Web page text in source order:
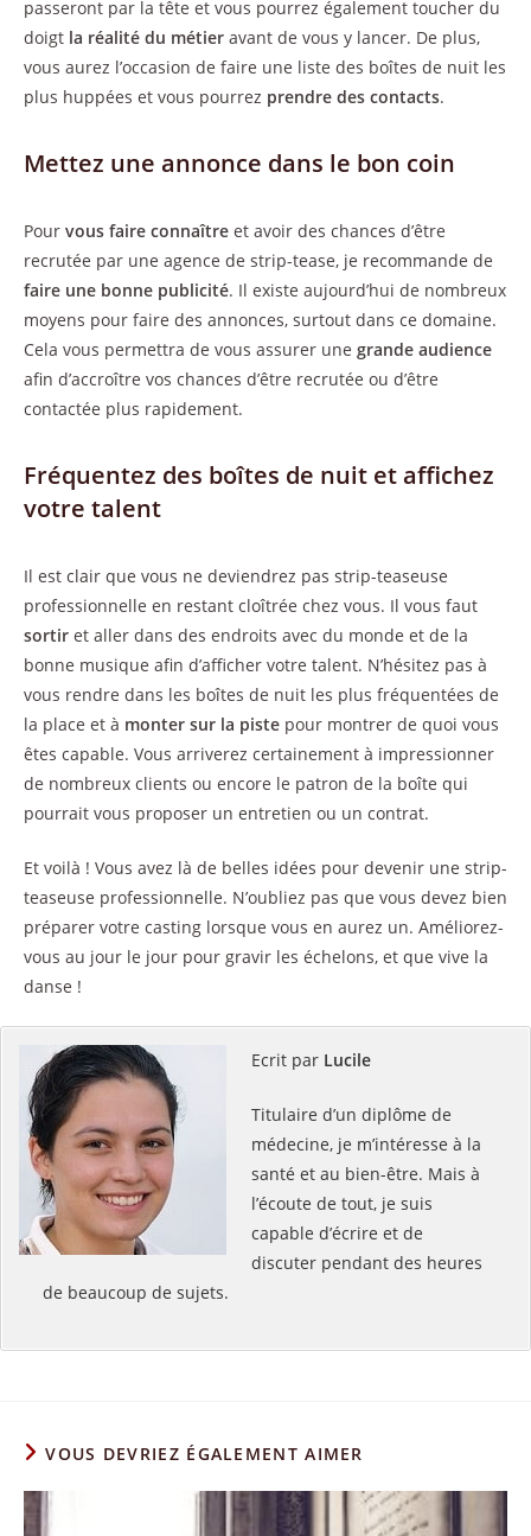
passeront par la tête et vous pourrez également toucher du
doigt la réalité du métier avant de vous y lancer. De plus,
vous aurez l’occasion de faire une liste des boîtes de nuit les
plus huppées et vous pourrez prendre des contacts.
Mettez une annonce dans le bon coin
Pour vous faire connaître et avoir des chances d’être
recrutée par une agence de strip-tease, je recommande de
faire une bonne publicité. Il existe aujourd’hui de nombreux
moyens pour faire des annonces, surtout dans ce domaine.
Cela vous permettra de vous assurer une grande audience
afin d’accroître vos chances d’être recrutée ou d’être
contactée plus rapidement.
Fréquentez des boîtes de nuit et affichez
votre talent
Il est clair que vous ne deviendrez pas strip-teaseuse
professionnelle en restant cloîtrée chez vous. Il vous faut
sortir et aller dans des endroits avec du monde et de la
bonne musique afin d’afficher votre talent. N’hésitez pas à
vous rendre dans les boîtes de nuit les plus fréquentées de
la place et à monter sur la piste pour montrer de quoi vous
êtes capable. Vous arriverez certainement à impressionner
de nombreux clients ou encore le patron de la boîte qui
pourrait vous proposer un entretien ou un contrat.
Et voilà ! Vous avez là de belles idées pour devenir une strip-
teaseuse professionnelle. N’oubliez pas que vous devez bien
préparer votre casting lorsque vous en aurez un. Améliorez-
vous au jour le jour pour gravir les échelons, et que vive la
danse !
Ecrit par Lucile
Titulaire d’un diplôme de
médecine, je m’intéresse à la
santé et au bien-être. Mais à
l’écoute de tout, je suis
capable d’écrire et de
discuter pendant des heures
de beaucoup de sujets.
VOUS DEVRIEZ ÉGALEMENT AIMER